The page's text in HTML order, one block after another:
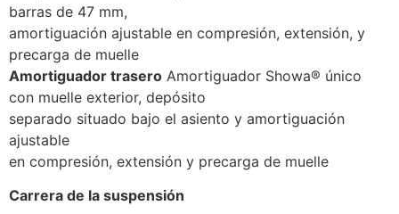
barras de 47 mm,
amortiguación ajustable en compresión, extensión, y
precarga de muelle
Amortiguador trasero Amortiguador Showa® único
con muelle exterior, depósito
separado situado bajo el asiento y amortiguación
ajustable
en compresión, extensión y precarga de muelle
Carrera de la suspensión